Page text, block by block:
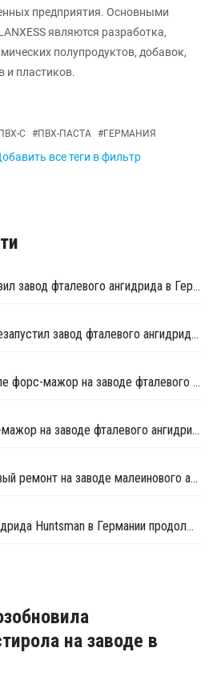
предприятия. Основными
являются разработка,
полупродуктов, добавок,
и пластиков.
С #ПВХ-ПАСТА #ГЕРМАНИЯ
все теги в фильтр
Lanxess в августе загрузил завод фталевого ангидрида в Германии на более чем 80%, форс-мажор остается в силе
Lanxess полностью перезапустил завод фталевого ангидрида в Германии
Lanxess оставляет в силе форс-мажор на заводе фталевого ангидрида в Германии после его перезапуска
Lanxess объявила форс-мажор на заводе фталевого ангидрида в Германии
Huntsman провел плановый ремонт на заводе малеинового ангидрида в Германии
Завод малеинового ангидрида Huntsman в Германии продолжает работать с низкой загрузкой мощностей
на заводе в